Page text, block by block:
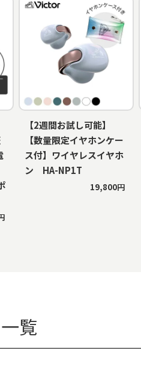
【2週間お試し可能】
【数量限定イヤホンケー
ス付】ワイヤレスイヤホ
ン HA-NP1T
19,800円
覧